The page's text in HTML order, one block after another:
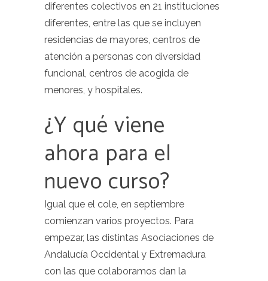
diferentes colectivos en 21 instituciones
diferentes, entre las que se incluyen
residencias de mayores, centros de
atención a personas con diversidad
funcional, centros de acogida de
menores, y hospitales.
¿Y qué viene
ahora para el
nuevo curso?
Igual que el cole, en septiembre
comienzan varios proyectos. Para
empezar, las distintas Asociaciones de
Andalucía Occidental y Extremadura
con las que colaboramos dan la